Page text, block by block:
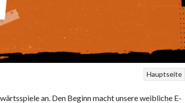
Hauptseite
an. Den Beginn macht unsere weibliche E-